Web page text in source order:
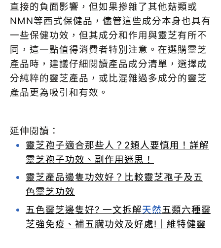
直接的負面影響，但如果摻雜了其他菇類或
NMN等西式保健品，儘管這些成分本身也具有
一些保健功效，但其成分和作用與靈芝有所不
同，這一點值得消費者特別注意。在選購靈芝
產品時，建議仔細閱讀產品成分清單，選擇成
分純粹的靈芝產品，或比混雜過多成分的靈芝
產品更為吸引和有效。
延伸閱讀：
靈芝孢子適合那些人？2類人要慎用！詳解
靈芝孢子功效、副作用迷思！
靈芝產品邊隻功效好？比較靈芝孢子及五
色靈芝功效
五色靈芝邊隻好? 一文拆解天然五類六種靈
芝強免疫、補五臟功效及好處!｜維特健靈